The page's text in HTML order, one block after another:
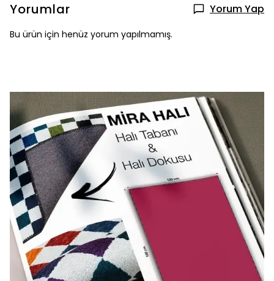
Yorumlar Yorum Yap
Bu ürün için henüz yorum yapılmamış.